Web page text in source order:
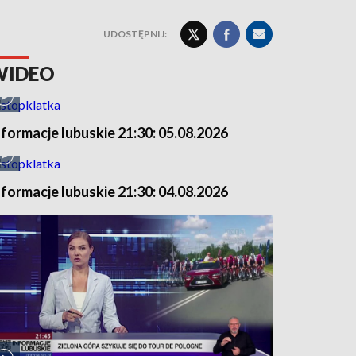
UDOSTĘPNIJ:
lubuskie 21:30: 05.08.2026
lubuskie 21:30: 04.08.2026